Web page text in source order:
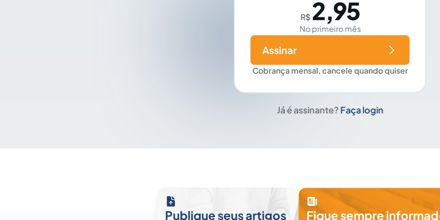
R$ 2,95
No primeiro mês
Cobrança mensal, cancele quando quiser
Assinar
Já é assinante? Faça login
Publique seus artigos Fique sempre